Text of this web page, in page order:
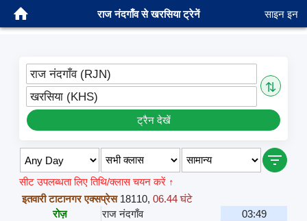
राज नंदगाँव से खरसिया ट्रेनें साइन इन
राज नंदगाँव (RJN)
⇅
खरसिया (KHS)
ट्रैन देखें
सीट उपलब्धता लिए तिथि/क्लास चयन करें ↑
इतवारी टाटानगर एक्सप्रेस 18110,06.44 घंटे
रोज़
राज नंदगाँव
03:49